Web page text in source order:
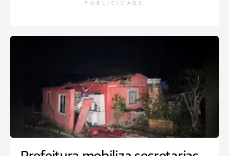
PUBLICIDADE